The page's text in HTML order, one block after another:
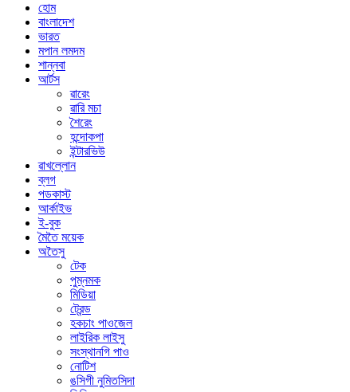
হোম
বাংলাদেশ
ভারত
মপান লমদম
শান্নবা
আর্টস
ৱারেং
ৱারি মচা
শৈরেং
হন্দোকপা
ইন্টারভিউ
ৱাখল্লোন
ব্লগ
পডকাস্ট
আর্কাইভ
ই-বুক
মৈতৈ ময়েক
অতৈসু
টেক
পুম্নমক
মিডিয়া
ট্রেন্ড
হকচাং পাওজেল
লাইরিক লাইসু
সংস্থানগি পাও
নোটিশ
ঙসিগী নুমিতসিদা